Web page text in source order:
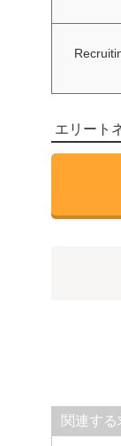
エリート
関連する